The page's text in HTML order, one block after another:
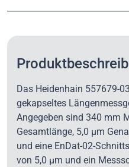
Das Heidenhain 557679-
gekapseltes
Angegeben sind 340 mm
Gesamtlänge, 5,0 µm
und eine EnDat-02-
von 5,0 µm und ein